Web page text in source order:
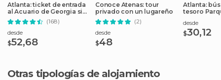
Atlanta: ticket de entrada
al Acuario de Georgia sin
colas en taquilla
(168)
desde
$52,68
Conoce Atenas: tour
privado con un lugareño
(2)
desde
$48
Atlanta:
tesoro
desde
$30,12
Otras tipologías de alojamiento